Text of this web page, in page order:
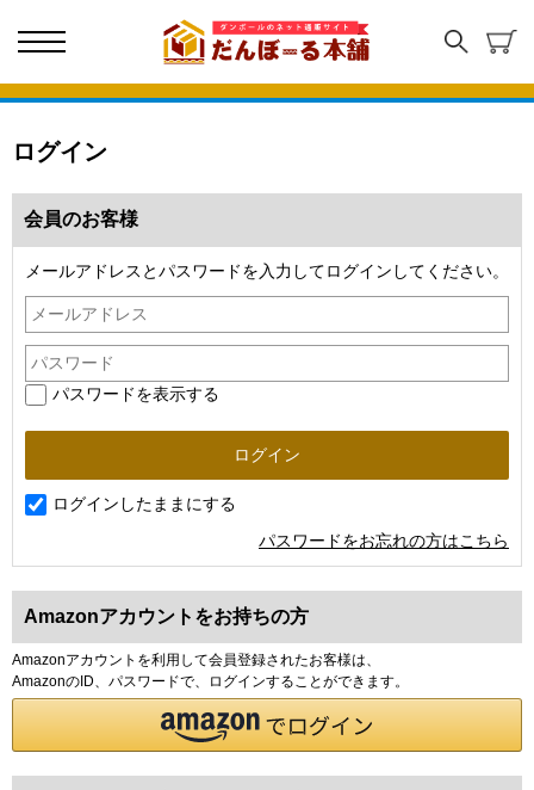
ログイン
会員のお客様
メールアドレスとパスワードを入力してログインしてください。
パスワードを表示する
ログインしたままにする
パスワードをお忘れの方はこちら
Amazonアカウントをお持ちの方
Amazonアカウントを利用して会員登録されたお客様は、
AmazonのID、パスワードで、ログインすることができます。